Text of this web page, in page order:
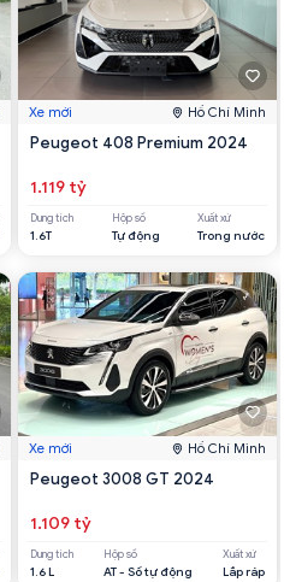
Xe mới Hồ Chí Minh
Peugeot 408 Premium 2024
1.119 tỷ
Dung tích
1.6T
Hộp số
Tự động
Xuất xứ
Trong nước
Xe mới Hồ Chí Minh
Peugeot 3008 GT 2024
1.109 tỷ
Dung tích
1.6 L
Hộp số
AT - Số tự động
Xuất xứ
Lắp ráp